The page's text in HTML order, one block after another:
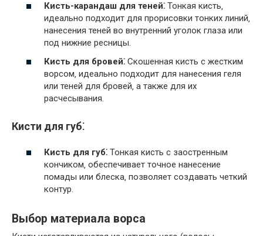
Кисть-карандаш для теней⁚ Тонкая кисть‚
идеально подходит для прорисовки тонких линий‚
нанесения теней во внутренний уголок глаза или
под нижние ресницы.
Кисть для бровей⁚ Скошенная кисть с жестким
ворсом‚ идеально подходит для нанесения геля
или теней для бровей‚ а также для их
расчесывания.
Кисти для губ⁚
Кисть для губ⁚ Тонкая кисть с заостренным
кончиком‚ обеспечивает точное нанесение
помады или блеска‚ позволяет создавать четкий
контур.
Выбор материала ворса